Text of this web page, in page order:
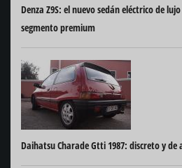
Denza Z9S: el nuevo sedán eléctrico de
segmento premium
Daihatsu Charade Gtti 1987: discreto y de